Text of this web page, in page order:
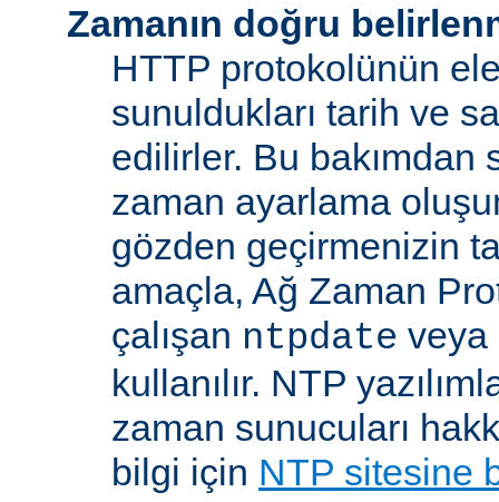
Zamanın doğru
HTTP protokolünün
sunuldukları tarih ve
edilirler. Bu bakımdan
zaman ayarlama
gözden geçirmenizin
amaçla, Ağ Zaman
çalışan ntpdate veya
kullanılır. NTP
zaman sunucuları
bilgi için NTP sitesine